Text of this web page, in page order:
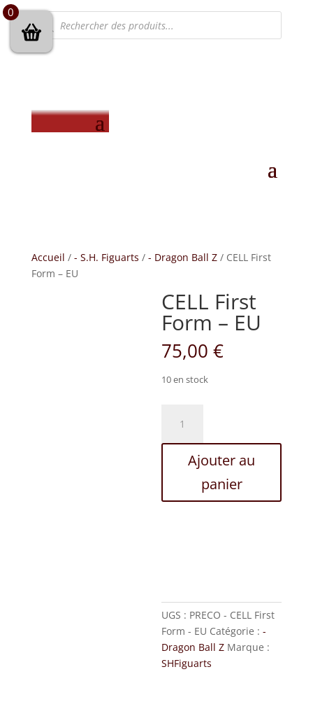
Recherche
de
produits
Accueil / - S.H. Figuarts / - Dragon Ball Z/ CELL First
Form – EU
CELL First
Form – EU
75,00€
10 en stock
CELL
Ajouter au
panier
UGS : PRECO - CELL First
Form - EU Catégorie :-
Dragon Ball Z Marque :
SHFiguarts
0